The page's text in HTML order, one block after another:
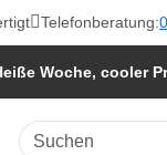
Telefonberatung:
Woche, cooler